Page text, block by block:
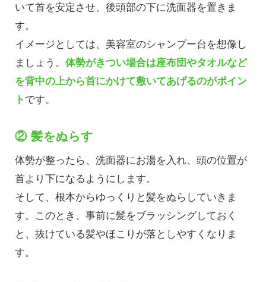
いて首を安定させ、後頭部の下に洗面器を置きま
す。
イメージとしては、美容室のシャンプー台を想像し
ましょう。 体勢がきつい場合は座布団やタオルなど
を背中の上から首にかけて敷いてあげるのがポイン
ト です。
② 髪をぬらす
体勢が整ったら、洗面器にお湯を入れ、頭の位置が
首より下になるようにします。
そして、根本からゆっくりと髪をぬらしていきま
す。このとき、事前に髪をブラッシングしておく
と、抜けている髪やほこりが落としやすくなりま
す。